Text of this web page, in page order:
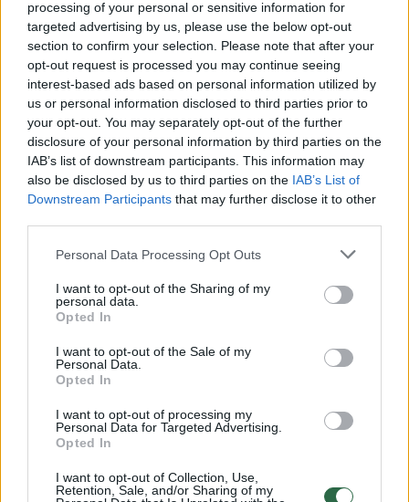
processing of your personal or sensitive information for
targeted advertising by us, please use the below opt-out
section to confirm your selection. Please note that after your
opt-out request is processed you may continue seeing
interest-based ads based on personal information utilized by
us or personal information disclosed to third parties prior to
your opt-out. You may separately opt-out of the further
disclosure of your personal information by third parties on the
IAB’s list of downstream participants. This information may
also be disclosed by us to third parties on the IAB’s List of
Downstream Participants that may further disclose it to other
Personal Data Processing Opt Outs
I want to opt-out of the Sharing of my
personal data.
Opted In
I want to opt-out of the Sale of my
Personal Data.
Opted In
I want to opt-out of processing my
Personal Data for Targeted Advertising.
Opted In
I want to opt-out of Collection, Use,
Retention, Sale, and/or Sharing of my
Žinios | Lietuvos diena
Visi įrašai
Žiūrimiausi įrašai
32 laipsnių šilumos
Žinios | Orai
V. Zalužno pasisakymą laiko bandymu įsitvirtinti
Laidos | Nauja diena